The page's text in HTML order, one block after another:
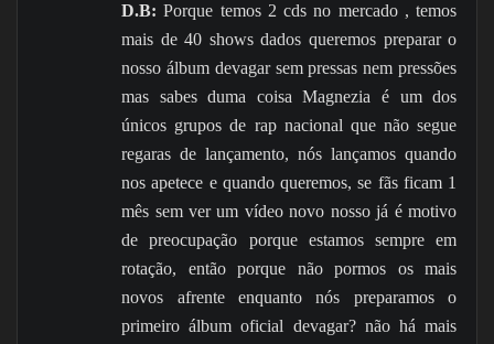
D.B: Porque temos 2 cds no mercado , temos
mais de 40 shows dados queremos preparar o
nosso álbum devagar sem pressas nem pressões
mas sabes duma coisa Magnezia é um dos
únicos grupos de rap nacional que não segue
regaras de lançamento, nós lançamos quando
nos apetece e quando queremos, se fãs ficam 1
mês sem ver um vídeo novo nosso já é motivo
de preocupação porque estamos sempre em
rotação, então porque não pormos os mais
novos afrente enquanto nós preparamos o
primeiro álbum oficial devagar? não há mais